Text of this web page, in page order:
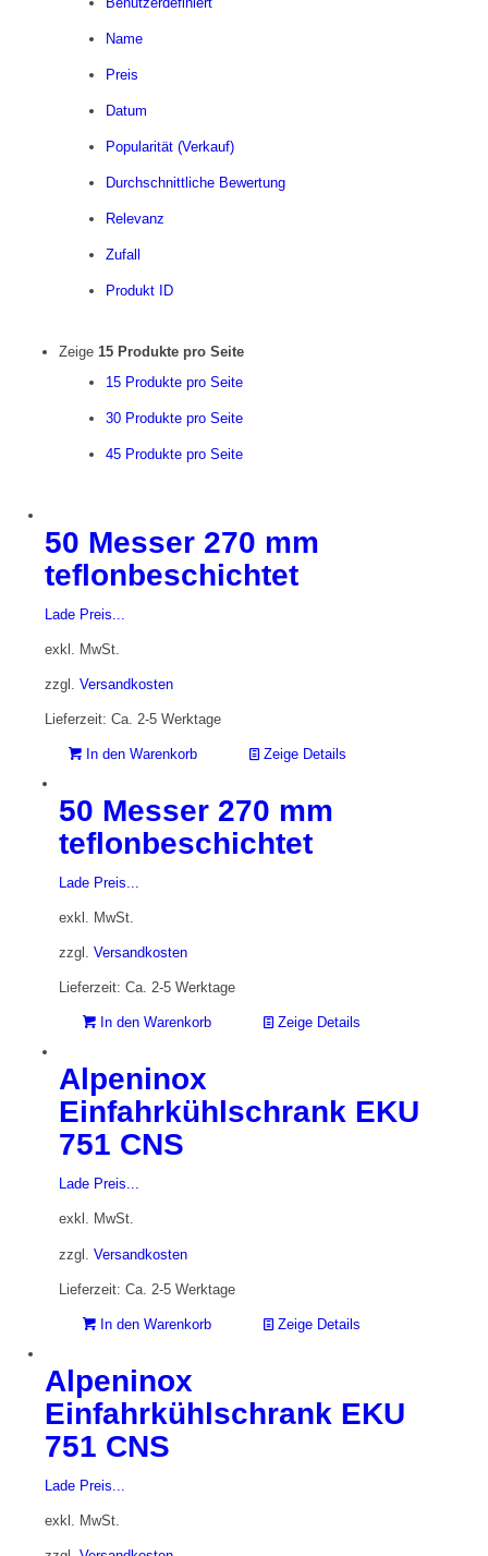
Name
Preis
Datum
Popularität (Verkauf)
Durchschnittliche Bewertung
Relevanz
Zufall
Produkt ID
Zeige 15 Produkte pro Seite
15 Produkte pro Seite
30 Produkte pro Seite
45 Produkte pro Seite
50 Messer 270 mm
teflonbeschichtet
Lade Preis...
exkl. MwSt.
zzgl. Versandkosten
Lieferzeit: Ca. 2-5 Werktage
In den Warenkorb Zeige Details
50 Messer 270 mm
teflonbeschichtet
Lade Preis...
exkl. MwSt.
zzgl. Versandkosten
Lieferzeit: Ca. 2-5 Werktage
In den Warenkorb Zeige Details
Alpeninox
Einfahrkühlschrank EKU
751 CNS
Lade Preis...
exkl. MwSt.
zzgl. Versandkosten
Lieferzeit: Ca. 2-5 Werktage
In den Warenkorb Zeige Details
Alpeninox
Einfahrkühlschrank EKU
751 CNS
Lade Preis...
exkl. MwSt.